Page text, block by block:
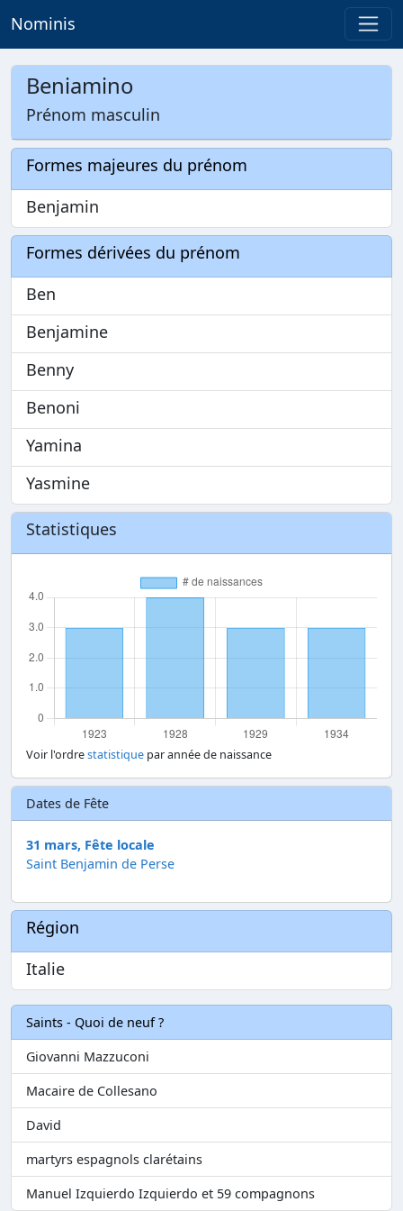
Nominis
Beniamino
Prénom masculin
Formes majeures du prénom
Benjamin
Formes dérivées du prénom
Ben
Benjamine
Benny
Benoni
Yamina
Yasmine
Statistiques
Voir l'ordrestatistique par année de naissance
Dates de Fête
31 mars, Fête locale
Saint Benjamin de Perse
Région
Italie
Saints - Quoi de neuf ?
Giovanni Mazzuconi
Macaire de Collesano
David
martyrs espagnols clarétains
Manuel Izquierdo Izquierdo et 59 compagnons